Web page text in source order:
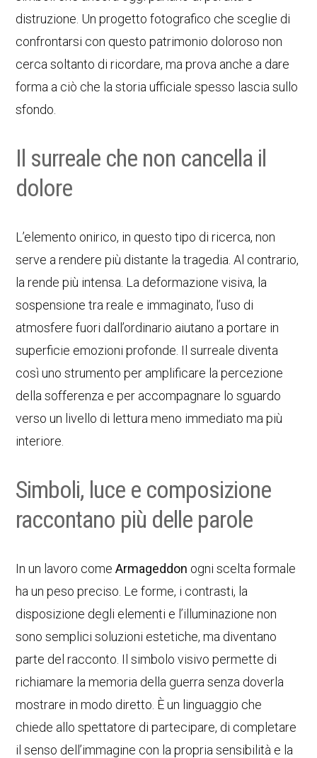
distruzione. Un progetto fotografico che sceglie di
confrontarsi con questo patrimonio doloroso non
cerca soltanto di ricordare, ma prova anche a dare
forma a ciò che la storia ufficiale spesso lascia sullo
sfondo.
Il surreale che non cancella il
dolore
L’elemento onirico, in questo tipo di ricerca, non
serve a rendere più distante la tragedia. Al contrario,
la rende più intensa. La deformazione visiva, la
sospensione tra reale e immaginato, l’uso di
atmosfere fuori dall’ordinario aiutano a portare in
superficie emozioni profonde. Il surreale diventa
così uno strumento per amplificare la percezione
della sofferenza e per accompagnare lo sguardo
verso un livello di lettura meno immediato ma più
interiore.
Simboli, luce e composizione
raccontano più delle parole
In un lavoro comeArmageddon ogni scelta formale
ha un peso preciso. Le forme, i contrasti, la
disposizione degli elementi e l’illuminazione non
sono semplici soluzioni estetiche, ma diventano
parte del racconto. Il simbolo visivo permette di
richiamare la memoria della guerra senza doverla
mostrare in modo diretto. È un linguaggio che
chiede allo spettatore di partecipare, di completare
il senso dell’immagine con la propria sensibilità e la